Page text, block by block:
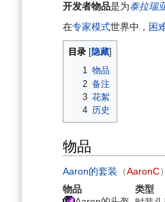
开发者物品是为泰拉瑞
在专家模式世界中， 困
目录
1 物品
2 备注
3 花絮
4 历史
物品
Aaron的套装 （AaronC）
物品
类型